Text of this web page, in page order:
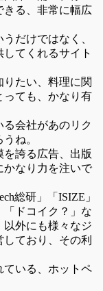
きる、非常に幅広
だけではなく、
てくれるサイト
たい、料理に関
っても、かなり有
会社があのリク
ね。
を誇る広告、出版
かなり力を注いで
総研」「ISIZE」
「ドコイク？」な
以外にも様々なジ
ており、その利
ている、ホットペ